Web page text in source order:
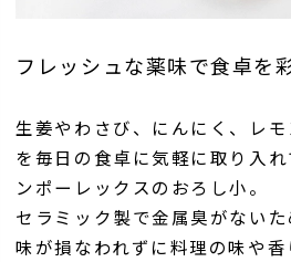
フレッシュな薬味で食卓を
生姜やわさび、にんにく、レ
を毎日の食卓に気軽に取り入
ンポーレックスのおろし小。
セラミック製で金属臭がない
味が損なわれずに料理の味や